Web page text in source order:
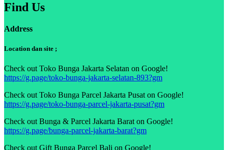
Find Us
Address
Location dan site ;
Check out Toko Bunga Jakarta Selatan on Google!
https://g.page/toko-bunga-jakarta-selatan-893?gm
Check out Toko Bunga Parcel Jakarta Pusat on Google!
https://g.page/toko-bunga-parcel-jakarta-pusat?gm
Check out Bunga & Parcel Jakarta Barat on Google!
https://g.page/bunga-parcel-jakarta-barat?gm
Check out Gift Bunga Parcel Bali on Google!